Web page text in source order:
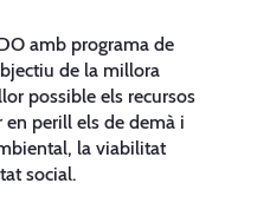
amb programa de
de la millora
possible els recursos
perill els de demà i
la viabilitat
social.